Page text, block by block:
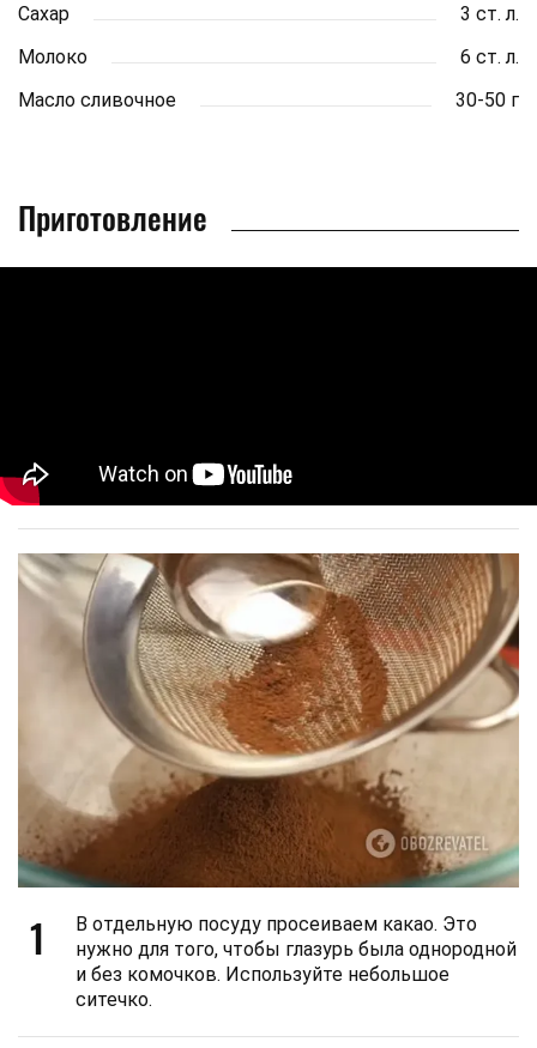
Сахар
3 ст. л.
Молоко
6 ст. л.
Масло сливочное
30-50 г
Приготовление
1
В отдельную посуду просеиваем какао. Это
нужно для того, чтобы глазурь была однородной
и без комочков. Используйте небольшое
ситечко.